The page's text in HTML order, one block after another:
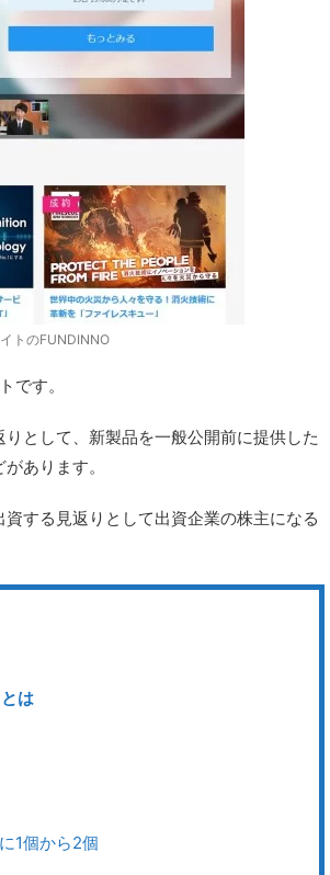
トのFUNDINNO
です。
として、新製品を一般公開前に提供した
あります。
する見返りとして出資企業の株主になる
は
1個から2個